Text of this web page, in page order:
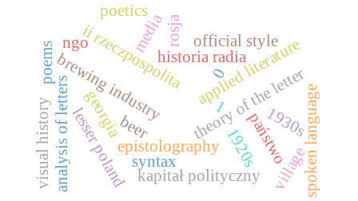
brewing industry
beer theory of the letter
epistolography
applied literature
analysis of letters
historia radia
ii rzeczpospolita
media
państwo
0
syntax spoken language
rosja
kapitał polityczny
official style
village
lesser poland
poetics
poems
georgia 1
visual history 1920s
1930s
ngo